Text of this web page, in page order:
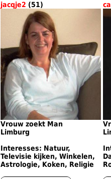
jacqje2 (51)
Vrouw zoekt Man
Limburg
Interesses: Natuur,
Televisie kijken, Winkelen,
Astrologie, Koken, Religie